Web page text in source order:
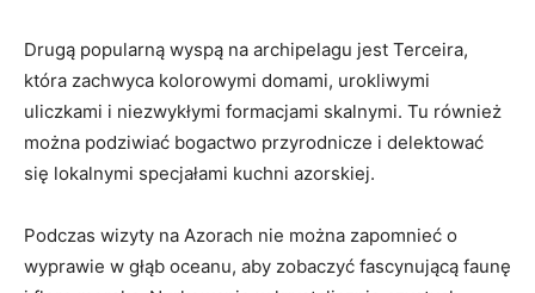
Drugą popularną wyspą na archipelagu jest Terceira,
która zachwyca kolorowymi domami, urokliwymi
uliczkami i niezwykłymi formacjami skalnymi. Tu również
można podziwiać bogactwo przyrodnicze i delektować
się lokalnymi specjałami kuchni azorskiej.
Podczas wizyty na Azorach nie można zapomnieć o
wyprawie w głąb oceanu, aby zobaczyć fascynującą faunę